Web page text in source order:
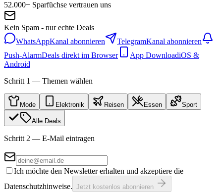
52.000+ Sparfüchse vertrauen uns
Kein Spam - nur echte Deals
WhatsAppKanal abonnieren TelegramKanal abonnieren
Push-AlarmDeals direkt im Browser App DownloadiOS &
Android
Schritt 1 — Themen wählen
Mode Elektronik Reisen Essen Sport
Alle Deals
Schritt 2 — E-Mail eintragen
Ich möchte den Newsletter erhalten und akzeptiere die
Datenschutzhinweise. Jetzt kostenlos abonnieren